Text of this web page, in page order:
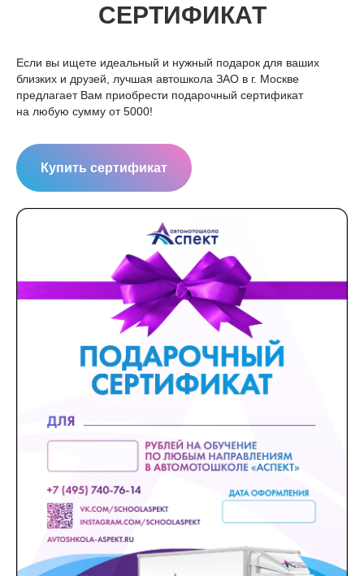
СЕРТИФИКАТ
Если вы ищете идеальный и нужный подарок для ваших
близких и друзей, лучшая автошкола ЗАО в г. Москве
предлагает Вам приобрести подарочный сертификат
на любую сумму от 5000!
Купить сертификат